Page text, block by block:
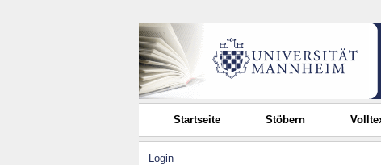
Startseite Stöbern
Login